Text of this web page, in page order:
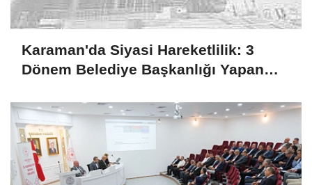
Karaman'da Siyasi Hareketlilik: 3
Dönem Belediye Başkanlığı Yapan